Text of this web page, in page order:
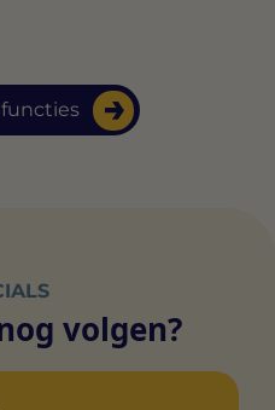
volgen?